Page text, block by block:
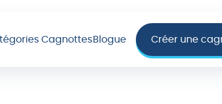
CagnottesBlogue Créer une